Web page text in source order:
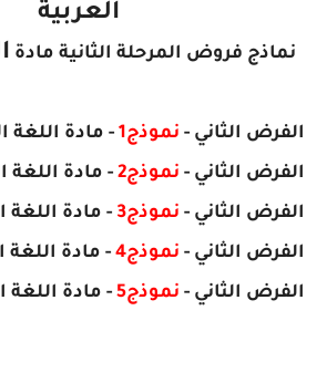
العربية
نماذج فروض المرحلة الثانية مادة
الفرض الثاني - نموذج1
- مادة اللغة
الفرض الثاني - نموذج2 - مادة اللغة
الفرض الثاني - نموذج3 - مادة اللغة
الفرض الثاني - نموذج4 - مادة اللغة
الفرض الثاني - نموذج5 - مادة اللغة